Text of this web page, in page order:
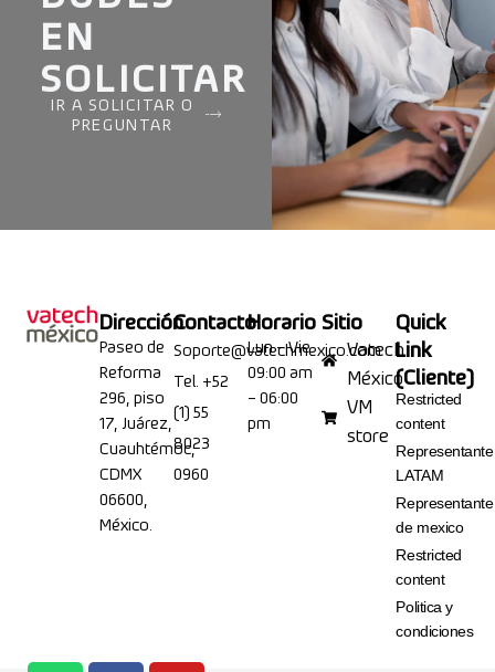
EN
SOLICITAR
IR A SOLICITAR O
PREGUNTAR
Dirección
Paseo de
Reforma
296, piso
17, Juárez,
Cuauhtémoc,
CDMX
06600,
México.
Contacto
Soporte@vatechmexico.com
Tel. +52
(1) 55
8023
0960
Horario
Lun – Vie
09:00 am
– 06:00
pm
Sitio
Vatech
México
VM
store
Quick
Link
(Cliente)
Restricted
content
Representante
LATAM
Representante
de mexico
Restricted
content
Politica y
condiciones